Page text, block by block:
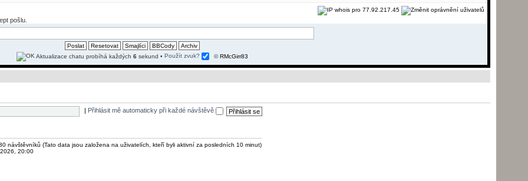
pošlu.
Aktualizace chatu probíhá každých6 sekund •Použít zvuk? ©RMcGirr83
Přihlásit mě automaticky při každé návštěvě
návštěvníků (Tato data jsou založena na uživatelích, kteří byli aktivní za posledních 10 minut)
20:00